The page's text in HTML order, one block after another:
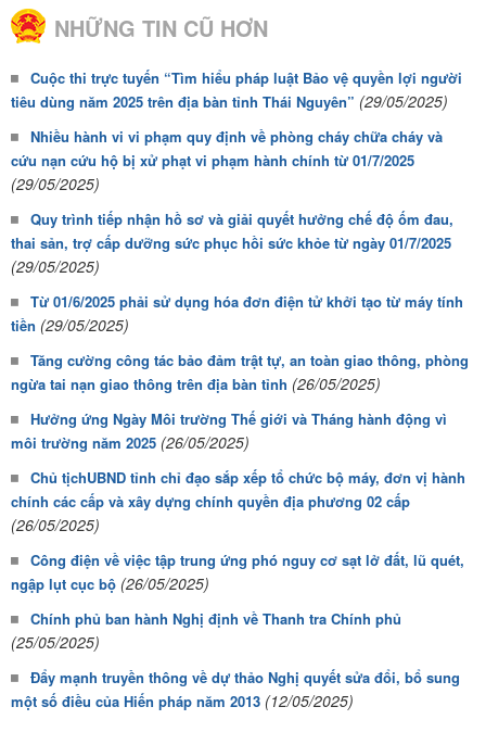
NHỮNG TIN CŨ HƠN
Cuộc thi trực tuyến “Tìm hiểu pháp luật Bảo vệ quyền lợi người
tiêu dùng năm 2025 trên địa bàn tỉnh Thái Nguyên” (29/05/2025)
Nhiều hành vi vi phạm quy định về phòng cháy chữa cháy và
cứu nạn cứu hộ bị xử phạt vi phạm hành chính từ 01/7/2025
(29/05/2025)
Quy trình tiếp nhận hồ sơ và giải quyết hưởng chế độ ốm đau,
thai sản, trợ cấp dưỡng sức phục hồi sức khỏe từ ngày 01/7/2025
(29/05/2025)
Từ 01/6/2025 phải sử dụng hóa đơn điện tử khởi tạo từ máy tính
tiền (29/05/2025)
Tăng cường công tác bảo đảm trật tự, an toàn giao thông, phòng
ngừa tai nạn giao thông trên địa bàn tỉnh (26/05/2025)
Hưởng ứng Ngày Môi trường Thế giới và Tháng hành động vì
môi trường năm 2025 (26/05/2025)
Chủ tịchUBND tỉnh chỉ đạo sắp xếp tổ chức bộ máy, đơn vị hành
chính các cấp và xây dựng chính quyền địa phương 02 cấp
(26/05/2025)
Công điện về việc tập trung ứng phó nguy cơ sạt lở đất, lũ quét,
ngập lụt cục bộ (26/05/2025)
Chính phủ ban hành Nghị định về Thanh tra Chính phủ
(25/05/2025)
Đẩy mạnh truyền thông về dự thảo Nghị quyết sửa đổi, bổ sung
một số điều của Hiến pháp năm 2013 (12/05/2025)